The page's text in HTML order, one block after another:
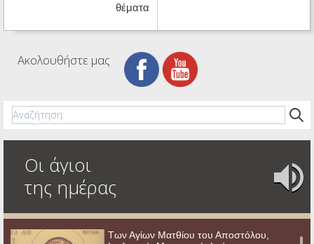
θέματα
Ακολουθήστε μας
Οι άγιοι
της ημέρας
Των Αγίων Ματθίου του Αποστόλου,